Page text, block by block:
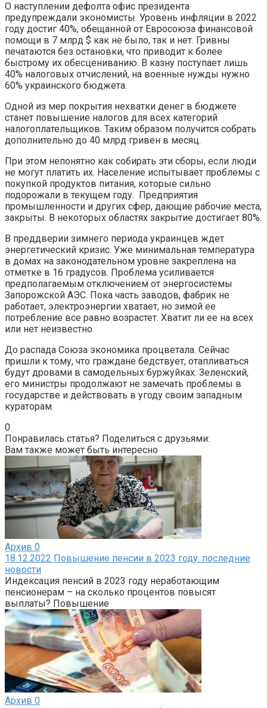
О наступлении дефолта офис президента
предупреждали экономисты. Уровень инфляции в 2022
году достиг 40%, обещанной от Евросоюза финансовой
помощи в 7 млрд $ как не было, так и нет. Гривны
печатаются без остановки, что приводит к более
быстрому их обесцениванию. В казну поступает лишь
40% налоговых отчислений, на военные нужды нужно
60% украинского бюджета.
Одной из мер покрытия нехватки денег в бюджете
станет повышение налогов для всех категорий
налогоплательщиков. Таким образом получится собрать
дополнительно до 40 млрд гривен в месяц.
При этом непонятно как собирать эти сборы, если люди
не могут платить их. Население испытывает проблемы с
покупкой продуктов питания, которые сильно
подорожали в текущем году. Предприятия
промышленности и других сфер, дающие рабочие места,
закрыты. В некоторых областях закрытие достигает 80%.
В преддверии зимнего периода украинцев ждет
энергетический кризис. Уже минимальная температура
в домах на законодательном уровне закреплена на
отметке в 16 градусов. Проблема усиливается
предполагаемым отключением от энергосистемы
Запорожской АЭС. Пока часть заводов, фабрик не
работает, электроэнергии хватает, но зимой ее
потребление все равно возрастет. Хватит ли ее на всех
или нет неизвестно.
До распада Союза экономика процветала. Сейчас
пришли к тому, что граждане бедствует, отапливаться
будут дровами в самодельных буржуйках. Зеленский,
его министры продолжают не замечать проблемы в
государстве и действовать в угоду своим западным
кураторам.
0
Понравилась статья? Поделиться с друзьями:
Вам также может быть интересно
Архив 0
18.12.2022 Повышение пенсии в 2023 году: последние
новости
Индексация пенсий в 2023 году неработающим
пенсионерам – на сколько процентов повысят
выплаты? Повышение
Архив 0